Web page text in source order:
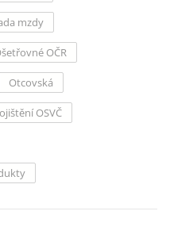
mzdy
OČR
Otcovská
OSVČ